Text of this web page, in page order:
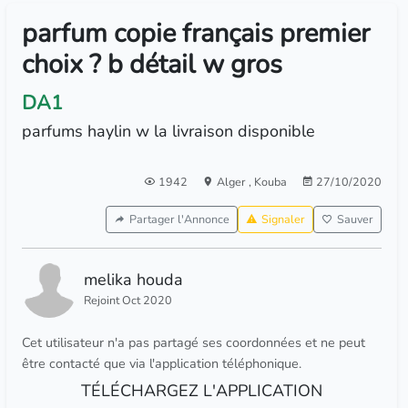
parfum copie français premier
choix ? b détail w gros
DA1
parfums haylin w la livraison disponible
1942 Alger, Kouba 27/10/2020
Partager l'Annonce Signaler Sauver
melika houda
Rejoint Oct 2020
Cet utilisateur n'a pas partagé ses coordonnées et ne peut
être contacté que via l'application téléphonique.
TÉLÉCHARGEZ L'APPLICATION